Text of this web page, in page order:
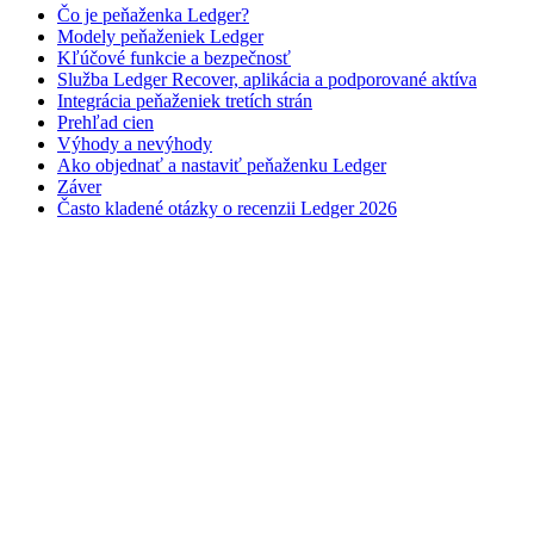
Čo je peňaženka Ledger?
Modely peňaženiek Ledger
Kľúčové funkcie a bezpečnosť
Služba Ledger Recover, aplikácia a podporované aktíva
Integrácia peňaženiek tretích strán
Prehľad cien
Výhody a nevýhody
Ako objednať a nastaviť peňaženku Ledger
Záver
Často kladené otázky o recenzii Ledger 2026